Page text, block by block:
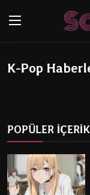
Oturum aç
İletişim
Genel
Anime
K-Pop
POPÜLER